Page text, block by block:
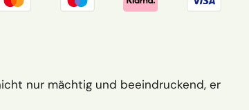
nicht nur mächtig und beeindruckend, er